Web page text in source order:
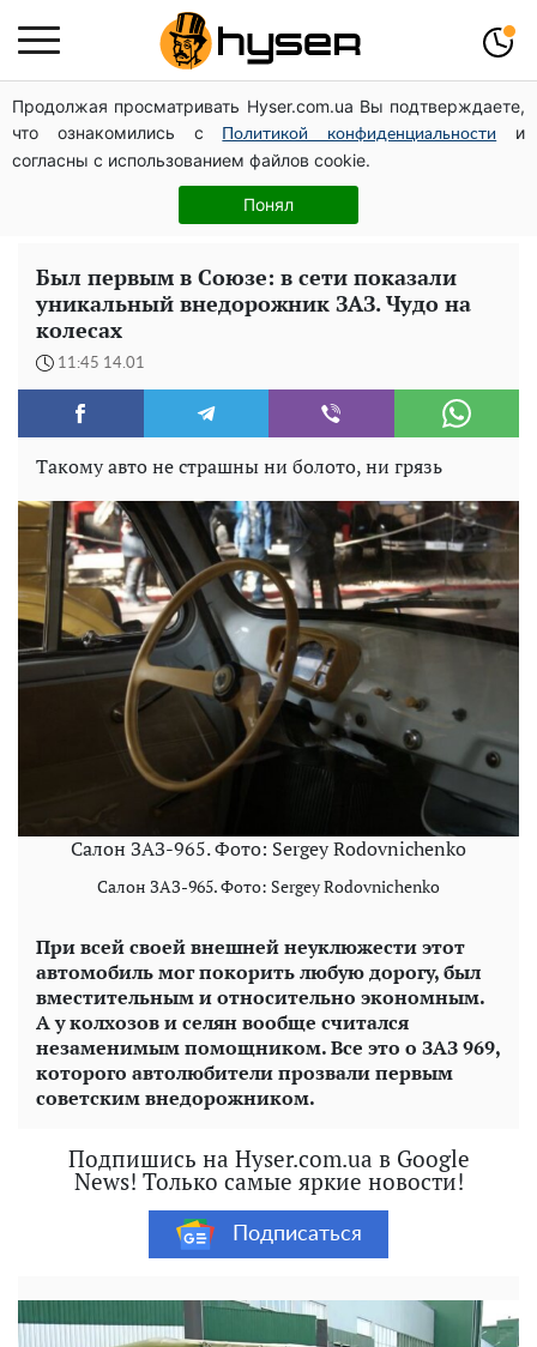
Продолжая просматривать Hyser.com.ua Вы подтверждаете,
что ознакомились с
Политикой конфиденциальности
и
согласны с использованием файлов cookie.
Понял
Дроны с наценкой: Александр Конотопский вывел
миллионы оборонного бюджета через фиктивную
фирму в Эстонии
Голая Елена Тополя в интересных позах заставила
отвисать челюсти: слив видео – было только началом
Был первым в Союзе: в сети показали
уникальный внедорожник ЗАЗ. Чудо на
колесах
11:45 14.01
Такому авто не страшны ни болото, ни грязь
Салон ЗАЗ-965. Фото: Sergey Rodovnichenko
Салон ЗАЗ-965. Фото: Sergey Rodovnichenko
При всей своей внешней неуклюжести этот
автомобиль мог покорить любую дорогу, был
вместительным и относительно экономным.
А у колхозов и селян вообще считался
незаменимым помощником. Все это о ЗАЗ 969,
которого автолюбители прозвали первым
советским внедорожником.
Подпишись на Hyser.com.ua в Google
News! Только самые яркие новости!
Подписаться